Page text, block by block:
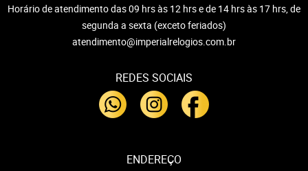
Horário de atendimento das 09 hrs às 12 hrs e de 14 hrs às 17 hrs, de
segunda a sexta (exceto feriados)
atendimento@imperialrelogios.com.br
REDES SOCIAIS
ENDEREÇO